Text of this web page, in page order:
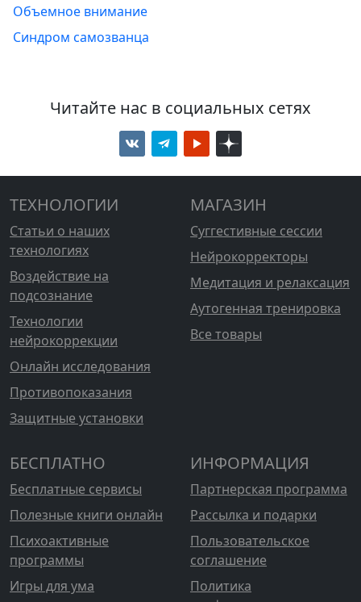
Объемное внимание
Синдром самозванца
Читайте нас в социальных сетях
ТЕХНОЛОГИИ
Статьи о наших
технологиях
Воздействие на
подсознание
Технологии
нейрокоррекции
Онлайн исследования
Противопоказания
Защитные установки
МАГАЗИН
Суггестивные сессии
Нейрокорректоры
Медитация и релаксация
Аутогенная тренировка
Все товары
БЕСПЛАТНО
Бесплатные сервисы
Полезные книги онлайн
Психоактивные
программы
Игры для ума
ИНФОРМАЦИЯ
Партнерская программа
Рассылка и подарки
Пользовательское
соглашение
Политика